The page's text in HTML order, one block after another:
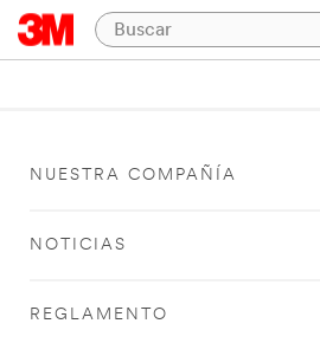
NUESTRA COMPAÑÍA
NOTICIAS
REGLAMENTO